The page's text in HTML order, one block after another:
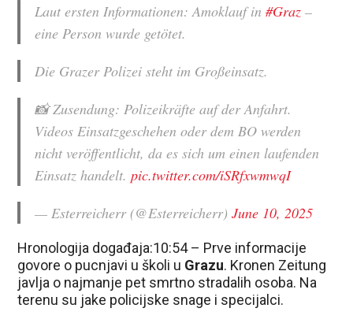
Laut ersten Informationen: Amoklauf in#Graz –
eine Person wurde getötet.
Die Grazer Polizei steht im Großeinsatz.
📸 Zusendung: Polizeikräfte auf der Anfahrt.
Videos Einsatzgeschehen oder dem BO werden
nicht veröffentlicht, da es sich um einen laufenden
Einsatz handelt.pic.twitter.com/iSRfxwmwqI
— Esterreicherr (@Esterreicherr)June 10, 2025
Hronologija događaja:10:54 – Prve informacije
govore o pucnjavi u školi u Grazu. Kronen Zeitung
javlja o najmanje pet smrtno stradalih osoba. Na
terenu su jake policijske snage i specijalci.